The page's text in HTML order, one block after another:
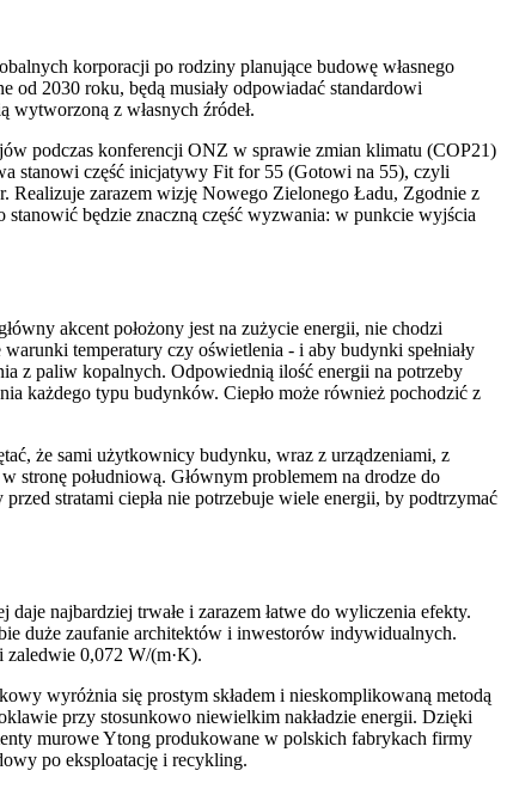
korporacji po rodziny planujące budowę własnego
2030 roku, będą musiały odpowiadać standardowi
z własnych źródeł.
podczas konferencji ONZ w sprawie zmian klimatu (COP21)
stanowi część inicjatywy Fit for 55 (Gotowi na 55), czyli
Realizuje zarazem wizję Nowego Zielonego Ładu, Zgodnie z
będzie znaczną część wyzwania: w punkcie wyjścia
akcent położony jest na zużycie energii, nie chodzi
temperatury czy oświetlenia - i aby budynki spełniały
z paliw kopalnych. Odpowiednią ilość energii na potrzeby
każdego typu budynków. Ciepło może również pochodzić z
że sami użytkownicy budynku, wraz z urządzeniami, z
stronę południową. Głównym problemem na drodze do
stratami ciepła nie potrzebuje wiele energii, by podtrzymać
najbardziej trwałe i zarazem łatwe do wyliczenia efekty.
duże zaufanie architektów i inwestorów indywidualnych.
zaledwie 0,072 W/(m·K).
wyróżnia się prostym składem i nieskomplikowaną metodą
przy stosunkowo niewielkim nakładzie energii. Dzięki
murowe Ytong produkowane w polskich fabrykach firmy
po eksploatację i recykling.